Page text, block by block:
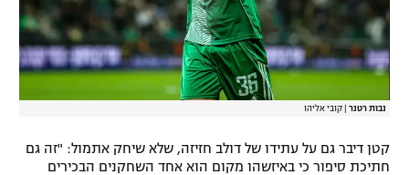
נבות רטנר קובי אליהו
קטן דיבר גם על עתידו של דולב חזיזה, שלא שיחק אתמול: "זה גם
חתיכת סיפור כי באיזשהו מקום הוא אחד השחקנים הבכירים